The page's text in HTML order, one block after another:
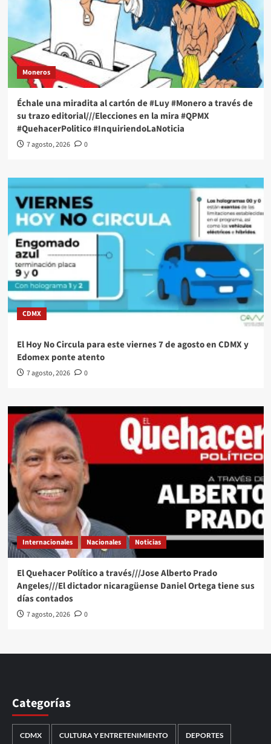
Moneros
Échale una miradita al cartón de #Luy #Monero a través de
su trazo editorial///Elecciones en la mira #QPMX
#QuehacerPolitico #InquiriendoLaNoticia
7 agosto, 2026 0
CDMX
El Hoy No Circula para este viernes 7 de agosto en CDMX y
Edomex ponte atento
7 agosto, 2026 0
Internacionales Nacionales Noticias
El Quehacer Político a través///Jose Alberto Prado
Angeles///El dictador nicaragüense Daniel Ortega tiene sus
días contados
7 agosto, 2026 0
Categorías
CDMX CULTURA Y ENTRETENIMIENTO DEPORTES